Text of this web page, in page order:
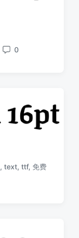
评
0
, text, ttf, 免费